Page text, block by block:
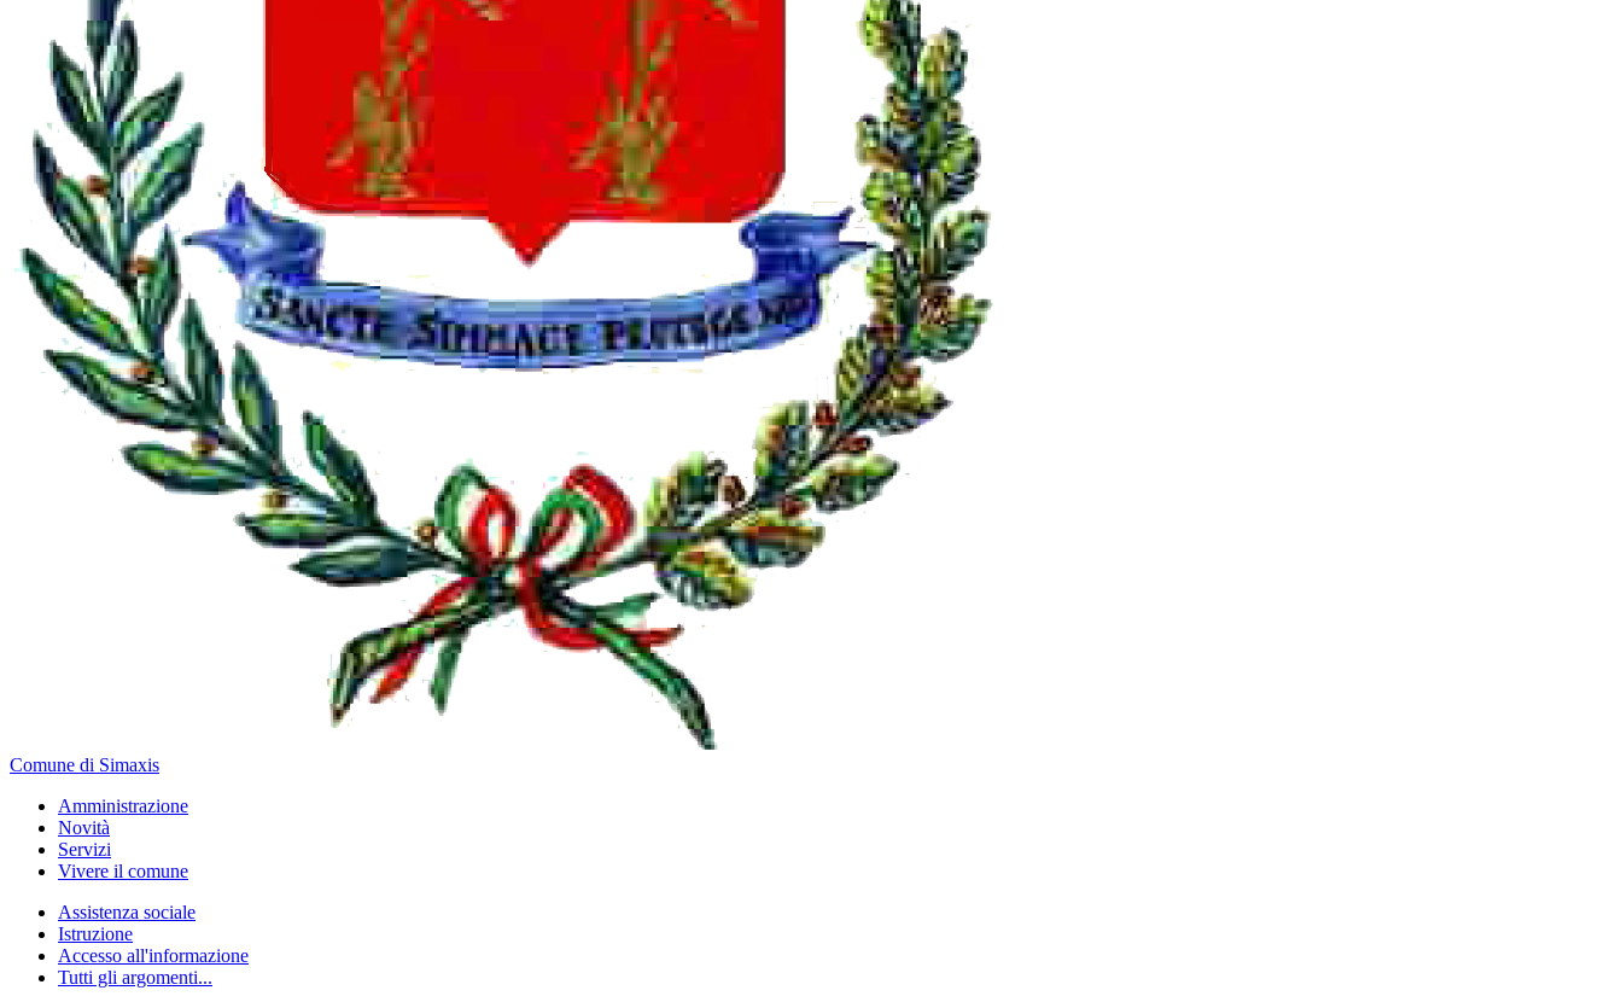
Comune di Simaxis
Amministrazione
Novità
Servizi
Vivere il comune
Assistenza sociale
Istruzione
Accesso all'informazione
Tutti gli argomenti...